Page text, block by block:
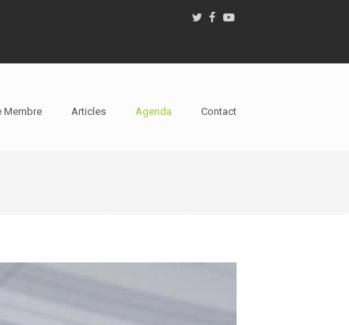
Membre Articles Agenda Contact